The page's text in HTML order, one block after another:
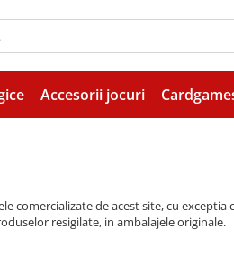
Accesorii jocuri
comercializate de acest site, cu
resigilate, in ambalajele originale.